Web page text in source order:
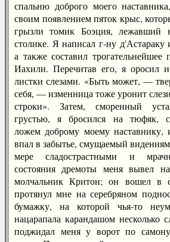
спальню доброго моего
своим появлением пяток крыс,
грызли томик Боэция, лежавший
столике. Я написал г-ну д'Астараку
а также составил трогательнейшее
Иахили. Перечитав его, я оросил
листки слезами. «Быть может, —
себя, — изменница тоже уронит
строки». Затем, сморенный
грустью, я бросился на тюфяк,
ложем доброму моему наставнику,
впал в забытье, смущаемый
мере сладострастными и
состояния дремоты меня вывел
молчальник Критон; он вошел в
протянул мне на серебряном
бумажку, на которой чья-то
нацарапала карандашом несколько
поджидал меня у ворот по